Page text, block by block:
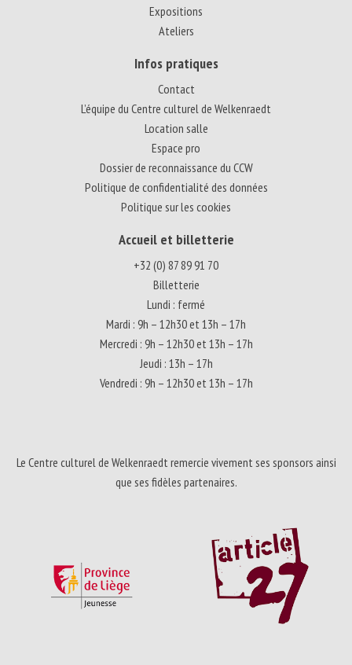
Expositions
Ateliers
Infos pratiques
Contact
L’équipe du Centre culturel de Welkenraedt
Location salle
Espace pro
Dossier de reconnaissance du CCW
Politique de confidentialité des données
Politique sur les cookies
Accueil et billetterie
+32 (0) 87 89 91 70
Billetterie
Lundi : fermé
Mardi : 9h – 12h30 et 13h – 17h
Mercredi : 9h – 12h30 et 13h – 17h
Jeudi : 13h – 17h
Vendredi : 9h – 12h30 et 13h – 17h
Le Centre culturel de Welkenraedt remercie vivement ses sponsors ainsi
que ses fidèles partenaires.